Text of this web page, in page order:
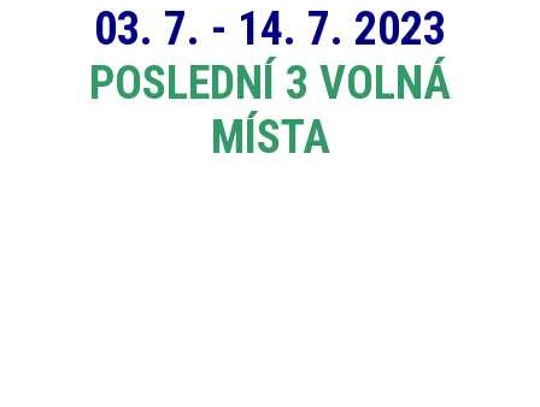
03. 7. - 14. 7. 2023
POSLEDNÍ 3 VOLNÁ
MÍSTA